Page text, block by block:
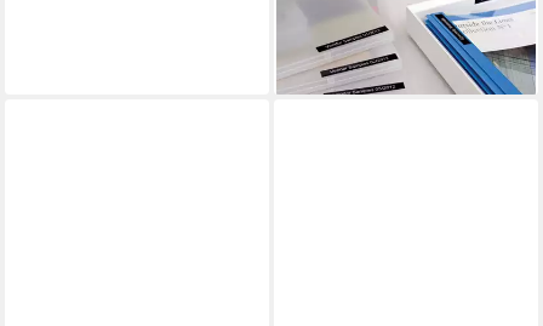
Schriftband, weiß auf
25,35 €
lieferbar - in 2-3 Werktagen bei dir